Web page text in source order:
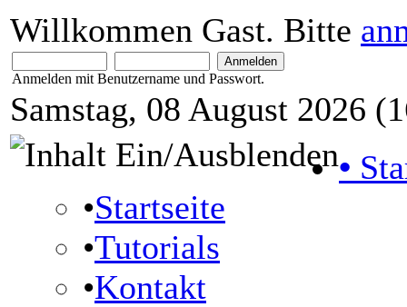
Willkommen Gast. Bitte
Anmelden mit Benutzername und Passwort.
Samstag, 08 August 2026
•
•Startseite
•Tutorials
•Kontakt